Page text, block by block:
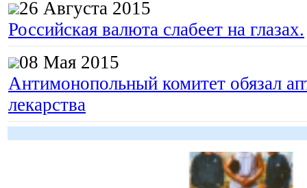
26 Августа 2015
Российская валюта слабеет на глазах.
08 Мая 2015
Антимонопольный комитет обязал
лекарства